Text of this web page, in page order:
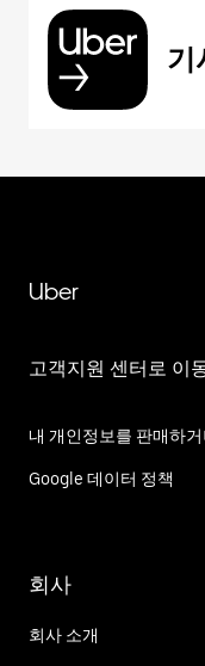
기
Uber
고객지원 센터로 이
내 개인정보를 판매하
Google 데이터 정책
회사
회사 소개